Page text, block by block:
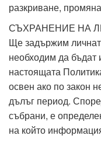
разкриване,
СЪХРАНЕНИЕ НА
Ще задържим
необходим да бъдат
настоящата
освен ако по закон
дълъг период.
събрани, е
на който